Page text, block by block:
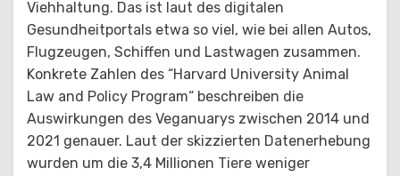
Viehhaltung. Das ist laut des digitalen
Gesundheitportals etwa so viel, wie bei allen Autos,
Flugzeugen, Schiffen und Lastwagen zusammen.
Konkrete Zahlen des “Harvard University Animal
Law and Policy Program“ beschreiben die
Auswirkungen des Veganuarys zwischen 2014 und
2021 genauer. Laut der skizzierten Datenerhebung
wurden um die 3,4 Millionen Tiere weniger